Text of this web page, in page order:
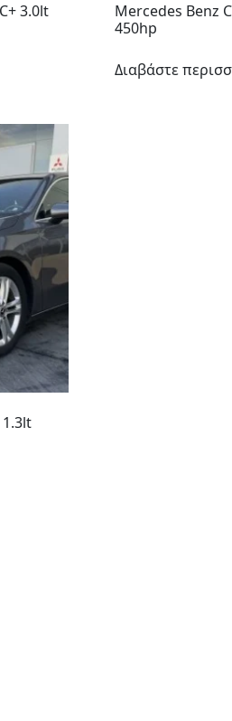
3.0lt
Mercedes Benz
450hp
Διαβάστε